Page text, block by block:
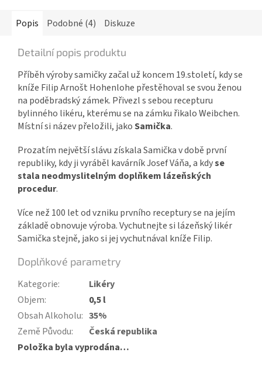
Popis Podobné (4) Diskuze
Detailní popis produktu
Příběh výroby samičky začal už koncem 19.století, kdy se
kníže Filip Arnošt Hohenlohe přestěhoval se svou ženou
na poděbradský zámek. Přivezl s sebou recepturu
bylinného likéru, kterému se na zámku řikalo Weibchen.
Místní si název přeložili, jakoSamička.
Prozatím největší slávu získala Samička v době první
republiky, kdy ji vyráběl kavárník Josef Váňa, a kdyse
stala neodmyslitelným doplňkem lázeňských
procedur.
Více než 100 let od vzniku prvního receptury se na jejím
základě obnovuje výroba. Vychutnejte si lázeňský likér
Samička stejně, jako si jej vychutnával kníže Filip.
Doplňkové parametry
Kategorie:
Likéry
Objem:
0,5 l
Obsah Alkoholu: 35%
Země Původu:
Česká republika
Položka byla vyprodána…